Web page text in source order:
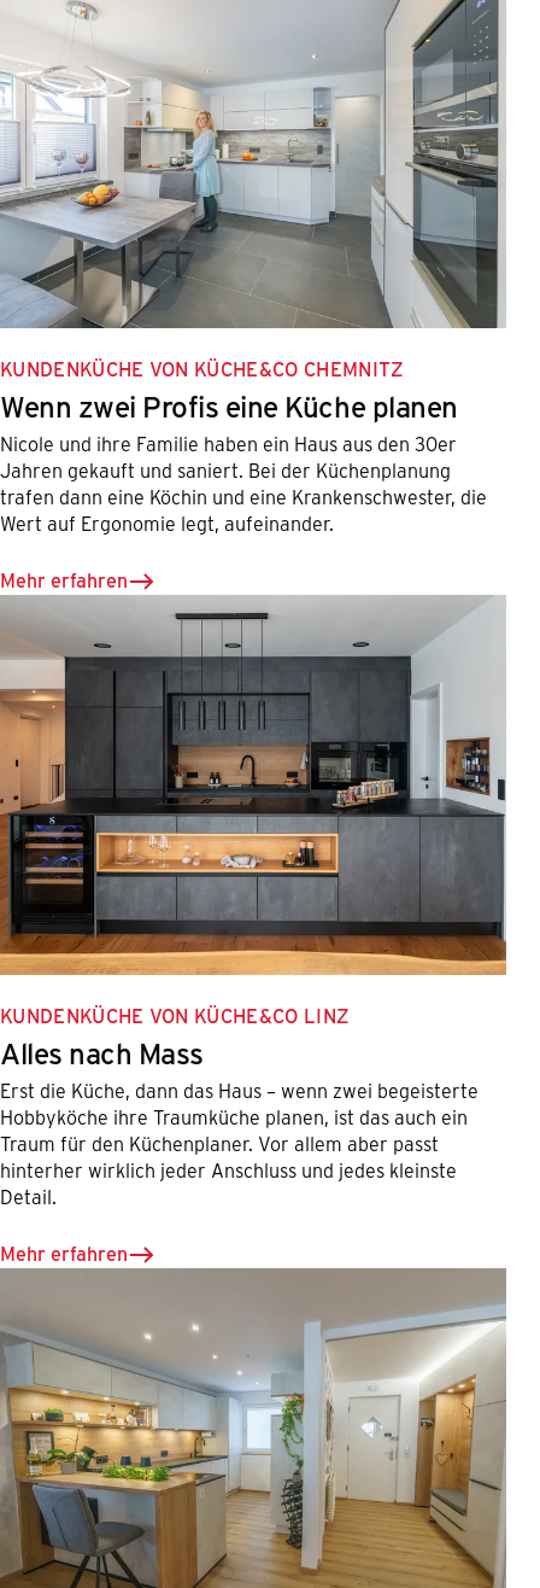
KUNDENKÜCHE VON KÜCHE&CO CHEMNITZ
Wenn zwei Profis eine Küche planen
Nicole und ihre Familie haben ein Haus aus den 30er
Jahren gekauft und saniert. Bei der Küchenplanung
trafen dann eine Köchin und eine Krankenschwester, die
Wert auf Ergonomie legt, aufeinander.
Mehr erfahren
KUNDENKÜCHE VON KÜCHE&CO LINZ
Alles nach Mass
Erst die Küche, dann das Haus – wenn zwei begeisterte
Hobbyköche ihre Traumküche planen, ist das auch ein
Traum für den Küchenplaner. Vor allem aber passt
hinterher wirklich jeder Anschluss und jedes kleinste
Detail.
Mehr erfahren